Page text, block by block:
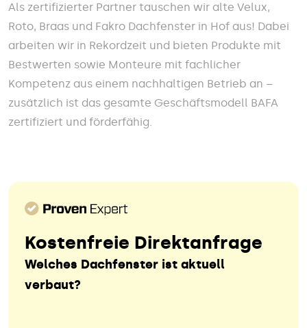
Als zertifizierter Partner tauschen wir alte Velux,
Roto, Braas und Fakro Dachfenster in Hof aus! Dabei
arbeiten wir in Rekordzeit und bieten Produkte mit
Bestwerten sowie Monteure mit fachlicher
Kompetenz aus einem nachhaltigen Betrieb an –
zusätzlich ist das gesamte Geschäftsmodell BAFA
zertifiziert und förderfähig.
Kostenfreie Direktanfrage
Welches Dachfenster ist aktuell
verbaut?